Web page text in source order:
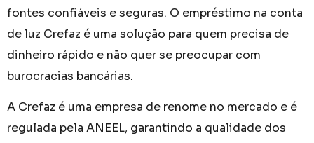
fontes confiáveis e seguras. O empréstimo na conta
de luz Crefaz é uma solução para quem precisa de
dinheiro rápido e não quer se preocupar com
burocracias bancárias.
A Crefaz é uma empresa de renome no mercado e é
regulada pela ANEEL, garantindo a qualidade dos